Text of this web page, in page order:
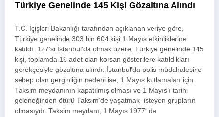
Türkiye Genelinde 145 Kişi Gözaltına Alındı
T.C. İçişleri Bakanlığı tarafından açıklanan veriye göre,
Türkiye genelinde 303 bin 604 kişi 1 Mayıs etkinliklerine
katıldı. 127’si İstanbul’da olmak üzere, Türkiye genelinde 145
kişi, toplamda 16 adet olan korsan gösterilere katıldıkları
gerekçesiyle gözaltına alındı. İstanbul’da polis müdahalesine
sebep olan gerginliğin nedeni ise, 1 Mayıs kutlamaları için
Taksim meydanının kapatılmış olması ve 1 Mayıs’ı tarihi
geleneğinden ötürü Taksim’de yaşatmak isteyen grupların
olmasıydı. Taksim meydanı, 1 Mayıs 1977′ de